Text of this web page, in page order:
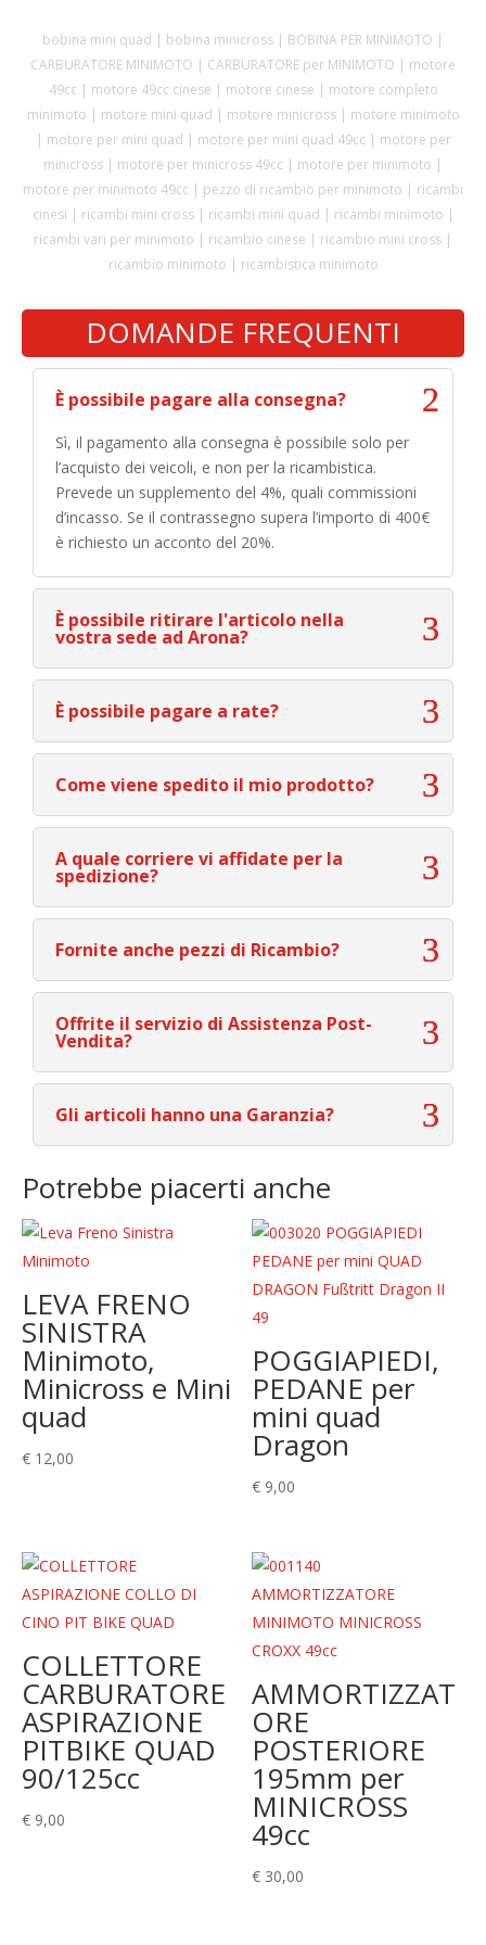
bobina mini quad | bobina minicross | BOBINA PER MINIMOTO |
CARBURATORE MINIMOTO | CARBURATORE per MINIMOTO | motore
49cc | motore 49cc cinese | motore cinese | motore completo
minimoto | motore mini quad | motore minicross | motore minimoto
| motore per mini quad | motore per mini quad 49cc | motore per
minicross | motore per minicross 49cc | motore per minimoto |
motore per minimoto 49cc | pezzo di ricambio per minimoto | ricambi
cinesi | ricambi mini cross | ricambi mini quad | ricambi minimoto |
ricambi vari per minimoto | ricambio cinese | ricambio mini cross |
ricambio minimoto | ricambistica minimoto
DOMANDE FREQUENTI
È possibile pagare alla consegna?
Sì, il pagamento alla consegna è possibile solo per
l’acquisto dei veicoli, e non per la ricambistica.
Prevede un supplemento del 4%, quali commissioni
d’incasso. Se il contrassegno supera l’importo di 400€
è richiesto un acconto del 20%.
È possibile ritirare l'articolo nella
vostra sede ad Arona?
È possibile pagare a rate?
Come viene spedito il mio prodotto?
A quale corriere vi affidate per la
spedizione?
Fornite anche pezzi di Ricambio?
Offrite il servizio di Assistenza Post-
Vendita?
Gli articoli hanno una Garanzia?
Potrebbe piacerti anche
LEVA FRENO
SINISTRA
Minimoto,
Minicross e Mini
quad
€ 12,00
POGGIAPIEDI,
PEDANE per
mini quad
Dragon
€ 9,00
COLLETTORE
CARBURATORE
ASPIRAZIONE
PITBIKE QUAD
90/125cc
€ 9,00
AMMORTIZZAT
ORE
POSTERIORE
195mm per
MINICROSS
49cc
€ 30,00